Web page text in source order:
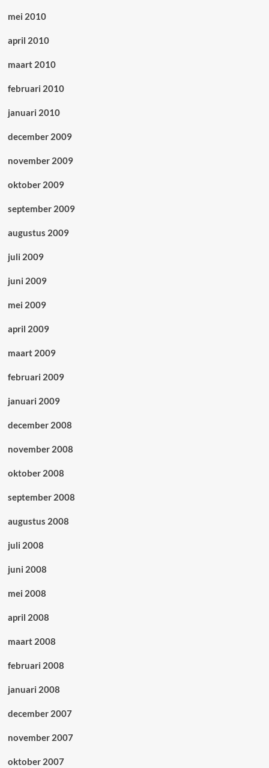
mei 2010
april 2010
maart 2010
februari 2010
januari 2010
december 2009
november 2009
oktober 2009
september 2009
augustus 2009
juli 2009
juni 2009
mei 2009
april 2009
maart 2009
februari 2009
januari 2009
december 2008
november 2008
oktober 2008
september 2008
augustus 2008
juli 2008
juni 2008
mei 2008
april 2008
maart 2008
februari 2008
januari 2008
december 2007
november 2007
oktober 2007